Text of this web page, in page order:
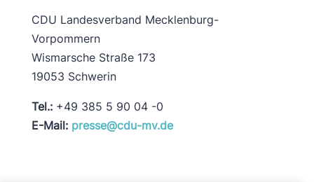
CDU Landesverband Mecklenburg-
Vorpommern
Wismarsche Straße 173
19053 Schwerin
Tel.:+49 385 5 90 04 -0
E-Mail: presse@cdu-mv.de